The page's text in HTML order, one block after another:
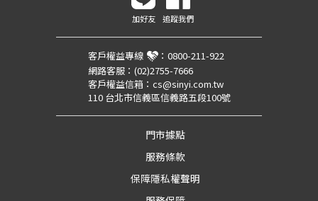
加好友 追蹤我們
客戶權益專線 ： 0800-211-922
網路客服： (02)2755-7666
客戶權益信箱： cs@sinyi.com.tw
110 台北市信義區信義路五段100號
門市據點
服務條款
保障隱私權聲明